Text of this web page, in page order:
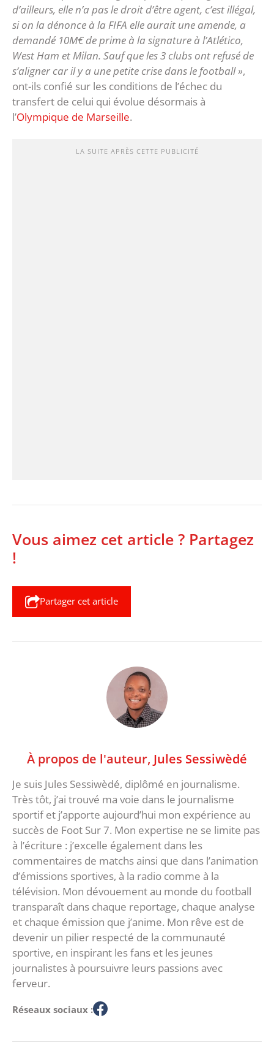
d’ailleurs, elle n’a pas le droit d’être agent, c’est illégal,
si on la dénonce à la FIFA elle aurait une amende, a
demandé 10M€ de prime à la signature à l’Atlético,
West Ham et Milan. Sauf que les 3 clubs ont refusé de
s’aligner car il y a une petite crise dans le football »,
ont-ils confié sur les conditions de l’échec du
transfert de celui qui évolue désormais à
l’Olympique de Marseille.
LA SUITE APRÈS CETTE PUBLICITÉ
Vous aimez cet article ? Partagez
!
Partager cet article
À propos de l'auteur, Jules Sessiwèdé
Je suis Jules Sessiwèdé, diplômé en journalisme.
Très tôt, j’ai trouvé ma voie dans le journalisme
sportif et j’apporte aujourd’hui mon expérience au
succès de Foot Sur 7. Mon expertise ne se limite pas
à l’écriture : j’excelle également dans les
commentaires de matchs ainsi que dans l’animation
d’émissions sportives, à la radio comme à la
télévision. Mon dévouement au monde du football
transparaît dans chaque reportage, chaque analyse
et chaque émission que j’anime. Mon rêve est de
devenir un pilier respecté de la communauté
sportive, en inspirant les fans et les jeunes
journalistes à poursuivre leurs passions avec
ferveur.
Réseaux sociaux :